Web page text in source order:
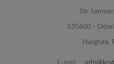
Str.
535600 -
Harghita,
E-mail: